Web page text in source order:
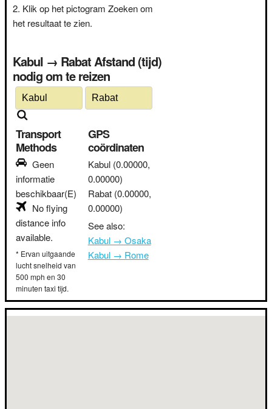
Klik op het pictogram Zoeken om
het resultaat te zien.
Kabul → Rabat Afstand (tijd)
nodig om te reizen
Transport
Methods
Geen
informatie
beschikbaar(E)
No flying
distance info
available.
* Ervan uitgaande
lucht snelheid van
500 mph en 30
minuten taxi tijd.
GPS
coördinaten
Kabul (0.00000,
0.00000)
Rabat (0.00000,
0.00000)
See also:
Kabul → Osaka
Kabul → Rome